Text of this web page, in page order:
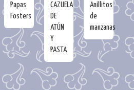
Papas
Fosters
CAZUELA
DE
ATÚN
Y
PASTA
Anillitos
de
manzanas